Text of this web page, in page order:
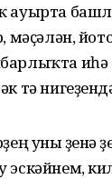
ауырта
мәҫәлән,
иһә
тә
уны
эскәйнем,